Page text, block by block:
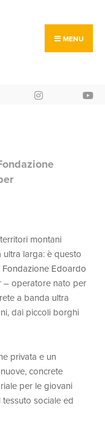
MENU
montani
larga: è questo
Fondazione Edoardo
– operatore nato per
a banda ultra
dai piccoli borghi
privata e un
concrete
per le giovani
sociale ed